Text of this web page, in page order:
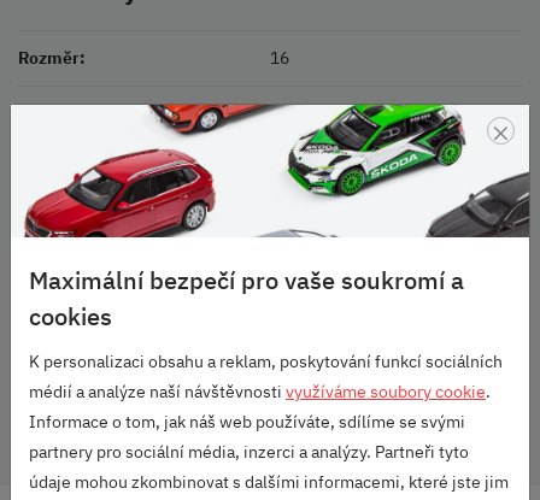
Rozměr: 16
5x112 mm
Stříbrná
Balení: 1 ks
Rozměr pneu: 205/55 R16
Rozměr: 6,5J x 16
×
Maximální bezpečí pro vaše soukromí a
cookies
K personalizaci obsahu a reklam, poskytování funkcí sociálních
médií a analýze naší návštěvnosti využíváme soubory cookie.
Informace o tom, jak náš web používáte, sdílíme se svými
partnery pro sociální média, inzerci a analýzy. Partneři tyto
údaje mohou zkombinovat s dalšími informacemi, které jste jim